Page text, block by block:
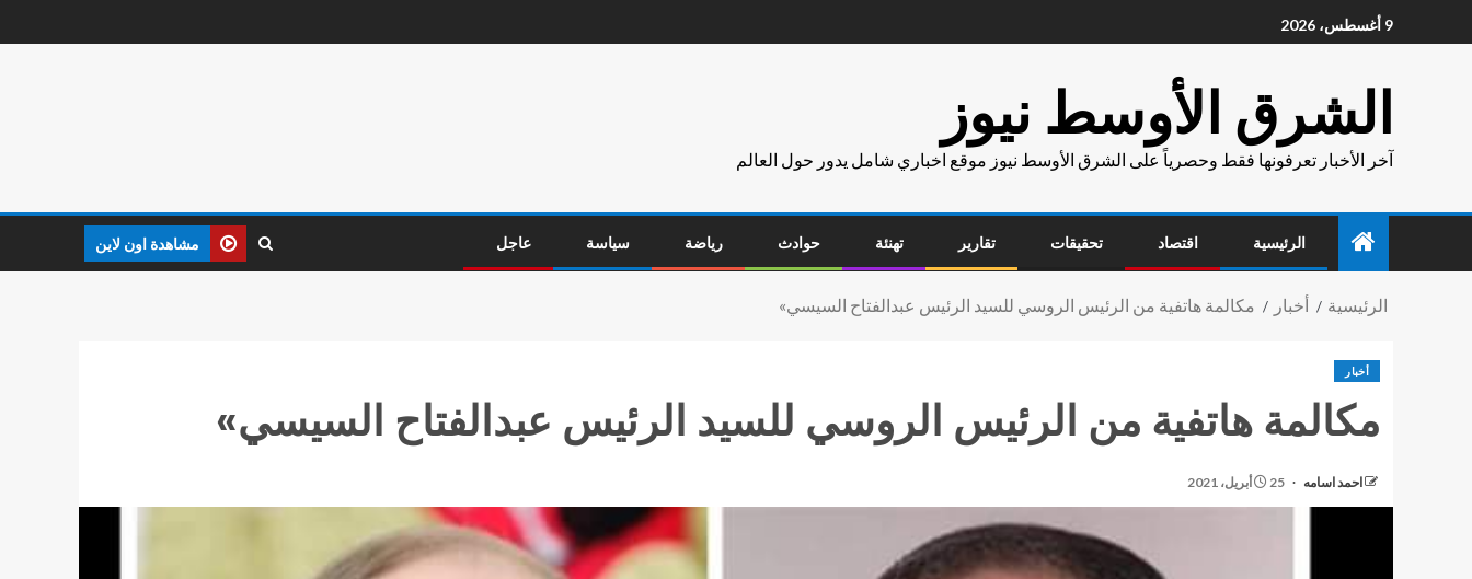
9 أغسطس، 2026
الشرق الأوسط نيوز
آخر الأخبار تعرفونها فقط وحصرياً على الشرق الأوسط نيوز موقع اخباري شامل يدور حول العالم
الرئيسية اقتصاد تحقيقات تقارير تهنئة حوادث رياضة سياسة عاجل مشاهدة اون لاين
الرئيسية أخبار مكالمة هاتفية من الرئيس الروسي للسيد الرئيس عبدالفتاح السيسي»
أخبار
مكالمة هاتفية من الرئيس الروسي للسيد الرئيس عبدالفتاح السيسي»
احمد اسامه 25 أبريل، 2021